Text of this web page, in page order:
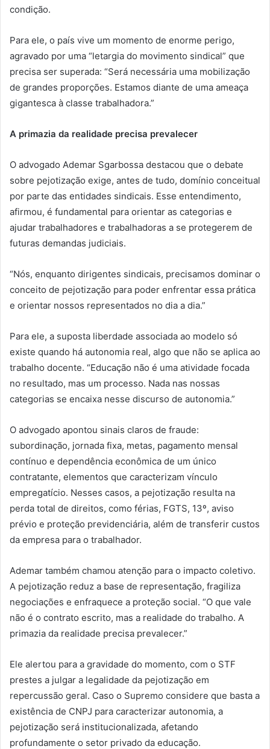
condição.
Para ele, o país vive um momento de enorme perigo,
agravado por uma “letargia do movimento sindical” que
precisa ser superada: “Será necessária uma mobilização
de grandes proporções. Estamos diante de uma ameaça
gigantesca à classe trabalhadora.”
A primazia da realidade precisa prevalecer
O advogado Ademar Sgarbossa destacou que o debate
sobre pejotização exige, antes de tudo, domínio conceitual
por parte das entidades sindicais. Esse entendimento,
afirmou, é fundamental para orientar as categorias e
ajudar trabalhadores e trabalhadoras a se protegerem de
futuras demandas judiciais.
“Nós, enquanto dirigentes sindicais, precisamos dominar o
conceito de pejotização para poder enfrentar essa prática
e orientar nossos representados no dia a dia.”
Para ele, a suposta liberdade associada ao modelo só
existe quando há autonomia real, algo que não se aplica ao
trabalho docente. “Educação não é uma atividade focada
no resultado, mas um processo. Nada nas nossas
categorias se encaixa nesse discurso de autonomia.”
O advogado apontou sinais claros de fraude:
subordinação, jornada fixa, metas, pagamento mensal
contínuo e dependência econômica de um único
contratante, elementos que caracterizam vínculo
empregatício. Nesses casos, a pejotização resulta na
perda total de direitos, como férias, FGTS, 13º, aviso
prévio e proteção previdenciária, além de transferir custos
da empresa para o trabalhador.
Ademar também chamou atenção para o impacto coletivo.
A pejotização reduz a base de representação, fragiliza
negociações e enfraquece a proteção social. “O que vale
não é o contrato escrito, mas a realidade do trabalho. A
primazia da realidade precisa prevalecer.”
Ele alertou para a gravidade do momento, com o STF
prestes a julgar a legalidade da pejotização em
repercussão geral. Caso o Supremo considere que basta a
existência de CNPJ para caracterizar autonomia, a
pejotização será institucionalizada, afetando
profundamente o setor privado da educação.